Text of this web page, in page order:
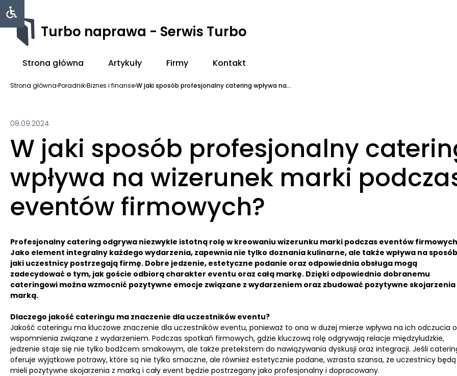
Turbo naprawa - Serwis Turbo
Strona główna Artykuły Firmy Kontakt
Strona główna›Poradnik›Biznes i finanse›W jaki sposób profesjonalny catering wpływa na...
08.09.2024
W jaki sposób profesjonalny
wpływa na wizerunek marki
eventów firmowych?
Profesjonalny catering odgrywa niezwykle istotną rolę w kreowaniu wizerunku marki podczas eventów
Jako element integralny każdego wydarzenia, zapewnia nie tylko doznania kulinarne, ale także wpływa na
jaki uczestnicy postrzegają firmę. Dobre jedzenie, estetyczne podanie oraz odpowiednia obsługa mogą
zadecydować o tym, jak goście odbiorą charakter eventu oraz całą markę. Dzięki odpowiednio dobranemu
cateringowi można wzmocnić pozytywne emocje związane z wydarzeniem oraz zbudować pozytywne skojarzenia
marką.
Dlaczego jakość cateringu ma znaczenie dla uczestników eventu?
Jakość cateringu ma kluczowe znaczenie dla uczestników eventu, ponieważ to ona w dużej mierze wpływa na ich odczucia
wspomnienia związane z wydarzeniem. Podczas spotkań firmowych, gdzie kluczową rolę odgrywają relacje międzyludzkie,
jedzenie staje się nie tylko bodźcem smakowym, ale także pretekstem do nawiązywania dyskusji oraz integracji. Jeśli
oferuje wyjątkowe potrawy, które są nie tylko smaczne, ale również estetycznie podane, wzrasta szansa, że uczestnicy będą
mieli pozytywne skojarzenia z marką i cały event będzie postrzegany jako profesjonalny i dopracowany.